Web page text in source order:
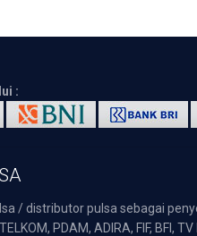
:
/ distributor pulsa sebagai
PDAM, ADIRA, FIF,